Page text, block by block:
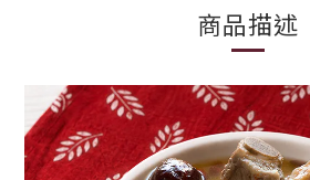
商品描述